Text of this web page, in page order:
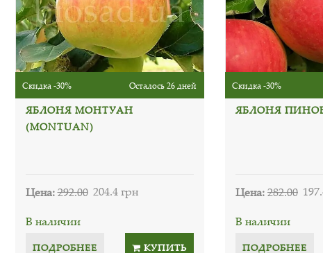
Скидка -30% Осталось 26 дней
ЯБЛОНЯ МОНТУАН
(MONTUAN)
Цена:292.00 204.4 грн
В наличии
ПОДРОБНЕЕ КУПИТЬ
Скидка -30%
ЯБЛОНЯ
Цена:282.00
В наличии
ПОДРОБНЕЕ